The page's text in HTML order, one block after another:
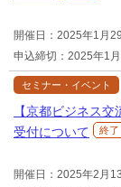
開催日：2025年1月
申込締切：2025年1月
セミナー・イベント
【京都ビジネス
受付について
終了
開催日：2025年2月